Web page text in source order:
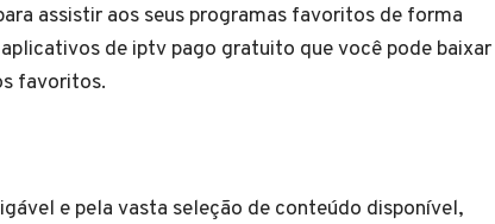
assistir aos seus programas favoritos de forma
de iptv pago gratuito que você pode baixar
favoritos.
e pela vasta seleção de conteúdo disponível,